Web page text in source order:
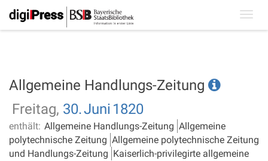
Allgemeine Handlungs-Zeitung
Freitag, 30.Juni 1820
enthält: Allgemeine Handlungs-Zeitung Allgemeine
polytechnische Zeitung Allgemeine polytechnische Zeitung
und Handlungs-Zeitung Kaiserlich-privilegirte allgemeine